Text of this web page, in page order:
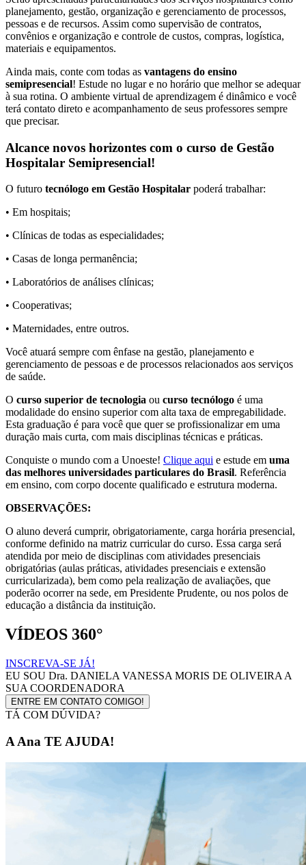
planejamento, gestão, organização e gerenciamento de processos,
pessoas e de recursos. Assim como supervisão de contratos,
convênios e organização e controle de custos, compras, logística,
materiais e equipamentos.
Ainda mais, conte com todas as vantagens do ensino
semipresencial! Estude no lugar e no horário que melhor se adequar
à sua rotina. O ambiente virtual de aprendizagem é dinâmico e você
terá contato direto e acompanhamento de seus professores sempre
que precisar.
Alcance novos horizontes com o curso de Gestão
Hospitalar Semipresencial!
O futuro tecnólogo em Gestão Hospitalar poderá trabalhar:
• Em hospitais;
• Clínicas de todas as especialidades;
• Casas de longa permanência;
• Laboratórios de análises clínicas;
• Cooperativas;
• Maternidades, entre outros.
Você atuará sempre com ênfase na gestão, planejamento e
gerenciamento de pessoas e de processos relacionados aos serviços
de saúde.
O curso superior de tecnologia ou curso tecnólogo é uma
modalidade do ensino superior com alta taxa de empregabilidade.
Esta graduação é para você que quer se profissionalizar em uma
duração mais curta, com mais disciplinas técnicas e práticas.
Conquiste o mundo com a Unoeste! Clique aqui e estude em uma
das melhores universidades particulares do Brasil. Referência
em ensino, com corpo docente qualificado e estrutura moderna.
OBSERVAÇÕES:
O aluno deverá cumprir, obrigatoriamente, carga horária presencial,
conforme definido na matriz curricular do curso. Essa carga será
atendida por meio de disciplinas com atividades presenciais
obrigatórias (aulas práticas, atividades presenciais e extensão
curricularizada), bem como pela realização de avaliações, que
poderão ocorrer na sede, em Presidente Prudente, ou nos polos de
educação a distância da instituição.
VÍDEOS 360°
INSCREVA-SE JÁ!
EU SOU Dra. DANIELA VANESSA MORIS DE OLIVEIRA A
SUA COORDENADORA
ENTRE EM CONTATO COMIGO!
TÁ COM DÚVIDA?
A Ana TE AJUDA!